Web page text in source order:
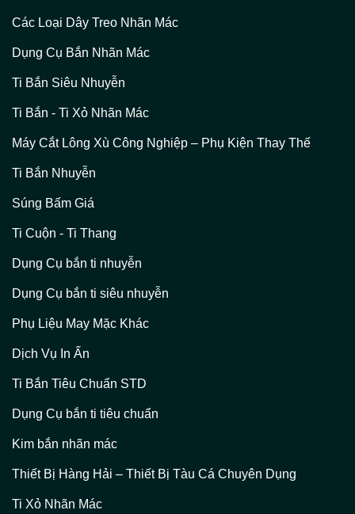
Các Loại Dây Treo Nhãn Mác
Dụng Cụ Bắn Nhãn Mác
Ti Bắn Siêu Nhuyễn
Ti Bắn - Ti Xỏ Nhãn Mác
Máy Cắt Lông Xù Công Nghiệp – Phụ Kiện Thay Thế
Ti Bắn Nhuyễn
Súng Bấm Giá
Ti Cuộn - Ti Thang
Dụng Cụ bắn ti nhuyễn
Dụng Cụ bắn ti siêu nhuyễn
Phụ Liệu May Mặc Khác
Dịch Vụ In Ấn
Ti Bắn Tiêu Chuẩn STD
Dụng Cụ bắn ti tiêu chuẩn
Kim bắn nhãn mác
Thiết Bị Hàng Hải – Thiết Bị Tàu Cá Chuyên Dụng
Ti Xỏ Nhãn Mác